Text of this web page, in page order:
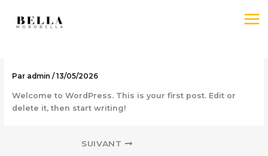
contenu
Par admin / 13/05/2026
Welcome to WordPress. This is your first post. Edit or
delete it, then start writing!
SUIVANT